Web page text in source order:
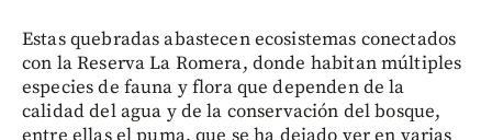
Estas quebradas abastecen ecosistemas conectados
con la Reserva La Romera, donde habitan múltiples
especies de fauna y flora que dependen de la
calidad del agua y de la conservación del bosque,